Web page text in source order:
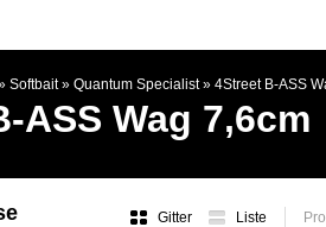
Softbait» Quantum Specialist» 4Street B-ASS
ASS Wag 7,6cm
Gitter Liste